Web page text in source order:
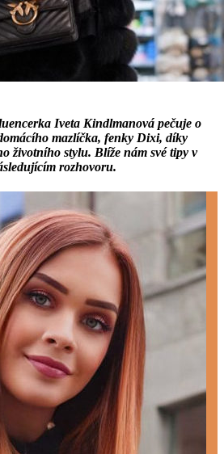
Iveta Kindlmanová pečuje o
mazlíčka, fenky Dixi, díky
životního stylu. Blíže nám své tipy v
rozhovoru.